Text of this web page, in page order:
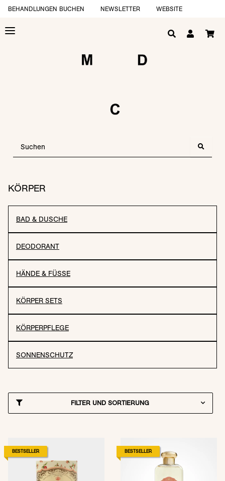
BEHANDLUNGEN BUCHEN NEWSLETTER WEBSITE
KÖRPER
BAD & DUSCHE
DEODORANT
HÄNDE & FÜSSE
KÖRPER SETS
KÖRPERPFLEGE
SONNENSCHUTZ
FILTER UND SORTIERUNG
BESTSELLER BESTSELLER